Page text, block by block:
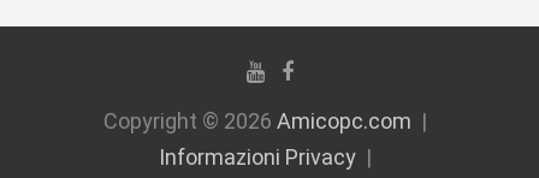
Copyright © 2026 Amicopc.com
Informazioni Privacy